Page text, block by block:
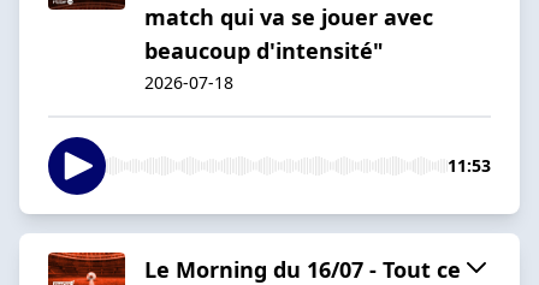
match qui va se jouer avec
beaucoup d'intensité"
2026-07-18
11:53
Le Morning du 16/07 - Tout ce